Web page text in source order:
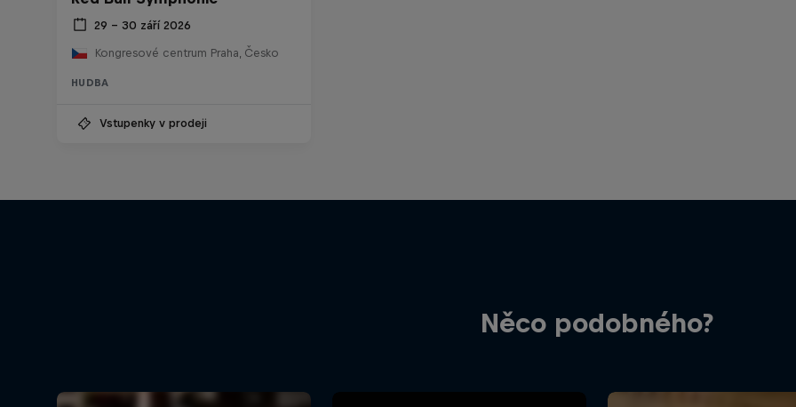
29 – 30 září 2026
Kongresové centrum Praha, Česko
HUDBA
Vstupenky v prodeji
Něco podobného?